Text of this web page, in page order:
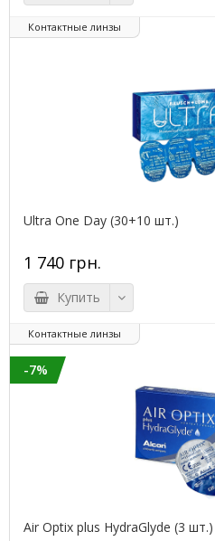
Контактные линзы
Ultra One Day (30+10 шт.)
1 740 грн.
Купить
Контактные линзы
-7%
Air Optix plus HydraGlyde (3 шт.)